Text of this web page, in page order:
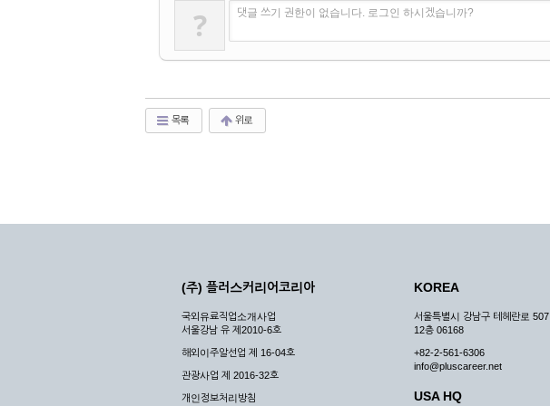
? 댓글 쓰기 권한이 없습니다. 로그인 하시겠습니까?
목록 위로
(주) 플러스커리어코리아
국외유료직업소개사업
서울강남 유 제2010-6호
해외이주알선업 제 16-04호
관광사업 제 2016-32호
개인정보처리방침
KOREA
서울특별시 강남구 테헤란로 507
12층 06168
+82-2-561-6306
info@pluscareer.net
USA HQ